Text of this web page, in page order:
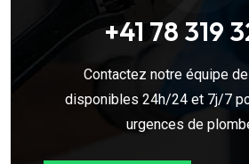
+41 78 319
Contactez notre équipe
disponibles 24h/24 et 7j/7
urgences de